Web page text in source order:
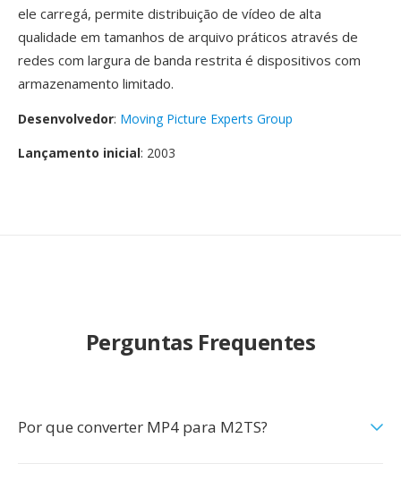
ele carregá, permite distribuição de vídeo de alta
qualidade em tamanhos de arquivo práticos através de
redes com largura de banda restrita é dispositivos com
armazenamento limitado.
Desenvolvedor: Moving Picture Experts Group
Lançamento inicial: 2003
Perguntas Frequentes
Por que converter MP4 para M2TS?